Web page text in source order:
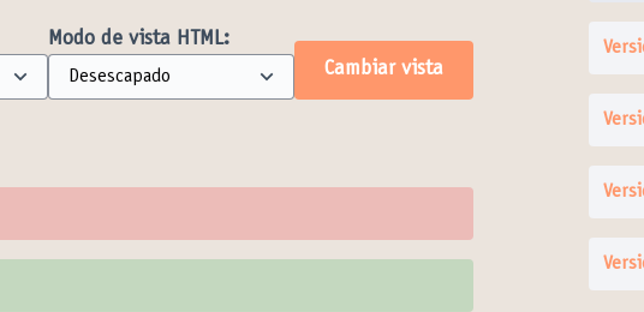
Modo de vista HTML:
Cambiar vista